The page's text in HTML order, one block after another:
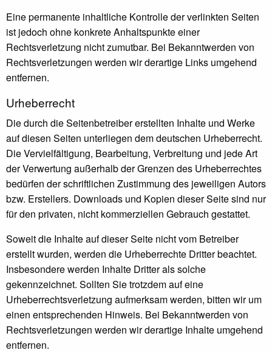
Eine permanente inhaltliche Kontrolle der verlinkten Seiten
ist jedoch ohne konkrete Anhaltspunkte einer
Rechtsverletzung nicht zumutbar. Bei Bekanntwerden von
Rechtsverletzungen werden wir derartige Links umgehend
entfernen.
Urheberrecht
Die durch die Seitenbetreiber erstellten Inhalte und Werke
auf diesen Seiten unterliegen dem deutschen Urheberrecht.
Die Vervielfältigung, Bearbeitung, Verbreitung und jede Art
der Verwertung außerhalb der Grenzen des Urheberrechtes
bedürfen der schriftlichen Zustimmung des jeweiligen Autors
bzw. Erstellers. Downloads und Kopien dieser Seite sind nur
für den privaten, nicht kommerziellen Gebrauch gestattet.
Soweit die Inhalte auf dieser Seite nicht vom Betreiber
erstellt wurden, werden die Urheberrechte Dritter beachtet.
Insbesondere werden Inhalte Dritter als solche
gekennzeichnet. Sollten Sie trotzdem auf eine
Urheberrechtsverletzung aufmerksam werden, bitten wir um
einen entsprechenden Hinweis. Bei Bekanntwerden von
Rechtsverletzungen werden wir derartige Inhalte umgehend
entfernen.